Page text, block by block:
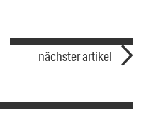
nächster artikel